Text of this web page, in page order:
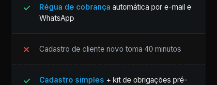
Régua de cobrança automática por e-mail e
WhatsApp
Cadastro de cliente novo toma 40 minutos
Cadastro simples + kit de obrigações pré-